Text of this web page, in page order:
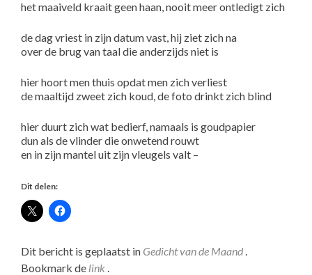
het maaiveld kraait geen haan, nooit meer ontledigt zich
de dag vriest in zijn datum vast, hij ziet zich na
over de brug van taal die anderzijds niet is
hier hoort men thuis opdat men zich verliest
de maaltijd zweet zich koud, de foto drinkt zich blind
hier duurt zich wat bedierf, namaals is goudpapier
dun als de vlinder die onwetend rouwt
en in zijn mantel uit zijn vleugels valt –
Dit delen:
Dit bericht is geplaatst in Gedicht van de Maand .
Bookmark de link .